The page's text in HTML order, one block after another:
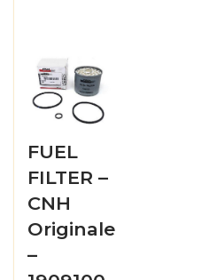
FUEL
FILTER –
CNH
Originale
–